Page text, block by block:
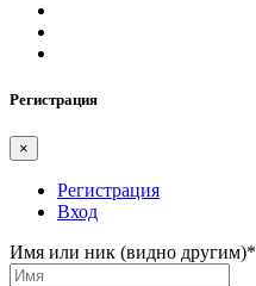
Регистрация
×
Регистрация
Вход
Имя или ник (видно другим)*